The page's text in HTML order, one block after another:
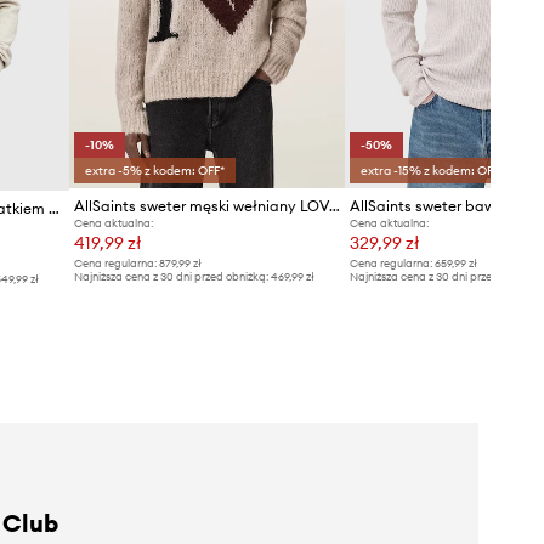
AllSaints sweter męski z dodatkiem wełny
zł
-10%
extra -5% z kodem: OFF*
AllSaints sweter męski wełniany LOVER KNIT
Cena aktualna:
419,99 zł
Cena regularna:879,99 zł
Najniższa cena z 30 dni przed obniżką:469,99 zł
-50%
extra -15% z kodem: OFF*
AllSaints sweter
Cena aktualna:
329,99 zł
Cena regularna: 659,99 zł
Najniższa cena z 30 dni przed obniżką: